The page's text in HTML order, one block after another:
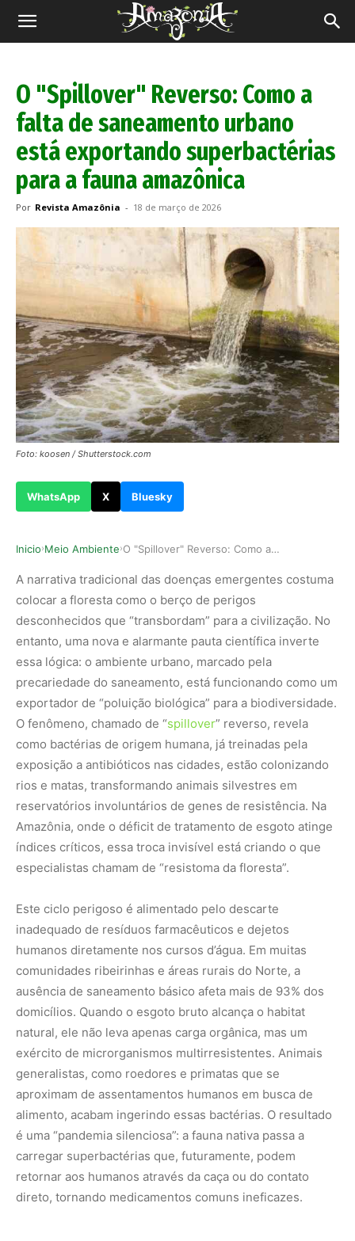
Revista
O "Spillover" Reverso: Como a
falta de saneamento urbano
está exportando superbactérias
para a fauna amazônica
Por Revista Amazônia - 18 de março de 2026
Foto: koosen / Shutterstock.com
WhatsApp X Bluesky
Inicio›Meio Ambiente› O "Spillover" Reverso: Como a falta de saneamen…
A narrativa tradicional das doenças emergentes costuma
colocar a floresta como o berço de perigos
desconhecidos que “transbordam” para a civilização. No
entanto, uma nova e alarmante pauta científica inverte
essa lógica: o ambiente urbano, marcado pela
precariedade do saneamento, está funcionando como um
exportador de “poluição biológica” para a biodiversidade.
O fenômeno, chamado de “spillover” reverso, revela
como bactérias de origem humana, já treinadas pela
exposição a antibióticos nas cidades, estão colonizando
rios e matas, transformando animais silvestres em
reservatórios involuntários de genes de resistência. Na
Amazônia, onde o déficit de tratamento de esgoto atinge
índices críticos, essa troca invisível está criando o que
especialistas chamam de “resistoma da floresta”.
Este ciclo perigoso é alimentado pelo descarte
inadequado de resíduos farmacêuticos e dejetos
humanos diretamente nos cursos d’água. Em muitas
comunidades ribeirinhas e áreas rurais do Norte, a
ausência de saneamento básico afeta mais de 93% dos
domicílios. Quando o esgoto bruto alcança o habitat
natural, ele não leva apenas carga orgânica, mas um
exército de microrganismos multirresistentes. Animais
generalistas, como roedores e primatas que se
aproximam de assentamentos humanos em busca de
alimento, acabam ingerindo essas bactérias. O resultado
é uma “pandemia silenciosa”: a fauna nativa passa a
carregar superbactérias que, futuramente, podem
retornar aos humanos através da caça ou do contato
direto, tornando medicamentos comuns ineficazes.